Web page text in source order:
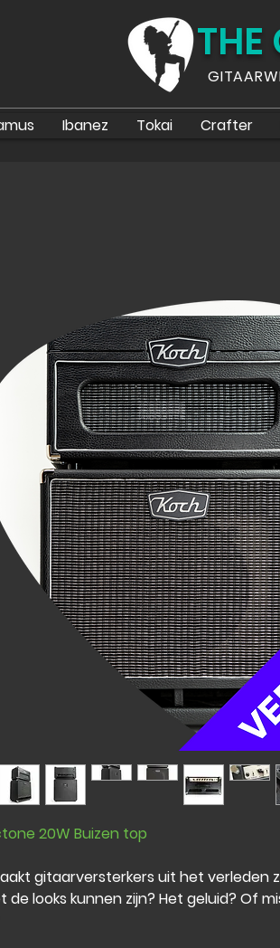
Ibanez Tokai Crafter
THE
20W Buizen top
gitaarversterkers uit het verleden
de looks kunnen zijn? Het geluid? Of